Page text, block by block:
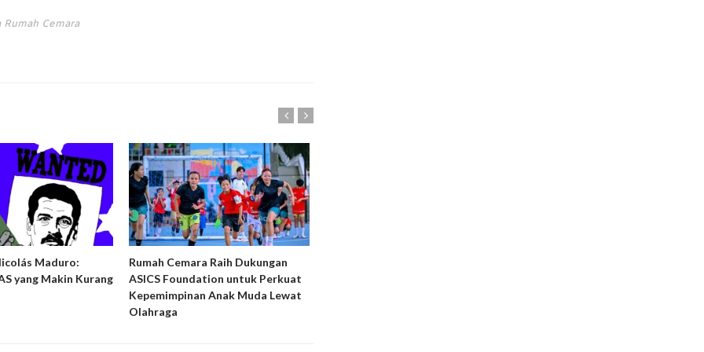
Cemara
Maduro:
yang Makin Kurang
Rumah Cemara Raih Dukungan
ASICS Foundation untuk Perkuat
Kepemimpinan Anak Muda Lewat
Olahraga